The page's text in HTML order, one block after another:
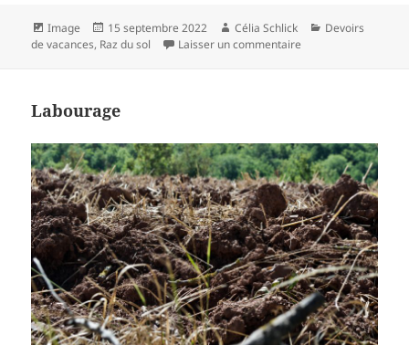
Format
Image
Publié
le
15 septembre 2022 Auteur
Célia Schlick Catégories
Devoirs
de vacances, Raz du sol Laisser un commentaire
Labourage